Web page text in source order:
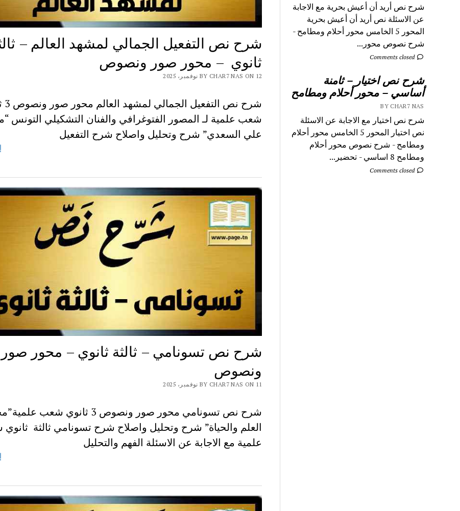
شرح نص أريد أن أعيش بحرية مع الاجابة
عن الاسئلة نص أريد أن أعيش بحرية
المحور 5 الخامس محور أحلام ومطامح -
شرح نصوص محور...
Comments closed
شرح نص اختيار – ثامنة
أساسي – محور أحلام ومطامح
BY CHAR7 NAS
شرح نص اختيار مع الاجابة عن الاسئلة
نص اختيار المحور 5 الخامس محور أحلام
ومطامح - شرح نصوص محور أحلام
ومطامح 8 اساسي - تحضير...
Comments closed
شرح نص التفعيل الجمالي لمشهد العالم –
ثانوي – محور صور ونصوص
BY CHAR7 NAS ON 12 نوفمبر، 2025
شعب علمية لـ المصور الفتوغرافي والفنان التشكيلي التونس
علي السعدي” شرح وتحليل واصلاح شرح التفعيل
شرح نص تسونامي – ثالثة ثانوي – محور صور
ونصوص
BY CHAR7 NAS ON 11 نوفمبر، 2025
شرح نص تسونامي محور صور ونصوص 3 ثانوي شعب
العلم والحياة” شرح وتحليل واصلاح شرح تسونامي ثالثة
علمية مع الاجابة عن الاسئلة الفهم والتحليل